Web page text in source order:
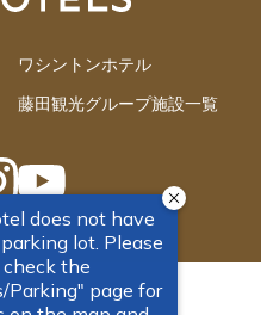
ワシントンホテル
藤田観光グループ施設一覧